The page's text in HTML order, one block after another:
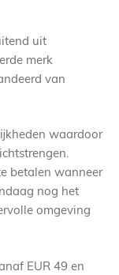
uit
merk
van
waardoor
betalen wanneer
nog het
omgeving
EUR 49 en